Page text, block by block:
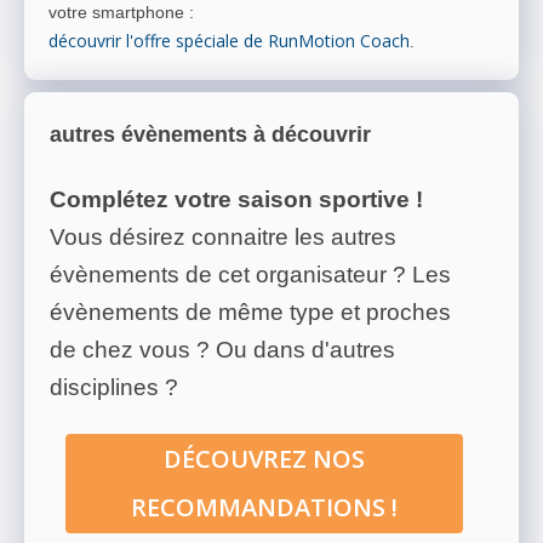
votre smartphone :
découvrir l'offre spéciale de RunMotion Coach.
autres évènements à découvrir
Complétez votre saison sportive !
Vous désirez connaitre les autres
évènements de cet organisateur ? Les
évènements de même type et proches
de chez vous ? Ou dans d'autres
disciplines ?
DÉCOUVREZ NOS
RECOMMANDATIONS !